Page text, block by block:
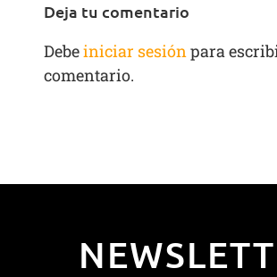
Deja tu comentario
Debeiniciar sesiónpara
comentario.